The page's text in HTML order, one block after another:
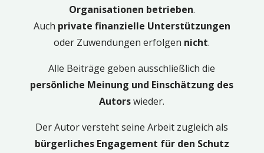
Organisationen betrieben.
Auch private finanzielle Unterstützungen
oder Zuwendungen erfolgen nicht.
Alle Beiträge geben ausschließlich die
persönliche Meinung und Einschätzung des
Autorswieder.
Der Autor versteht seine Arbeit zugleich als
bürgerliches Engagement für den Schutz